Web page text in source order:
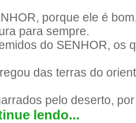
porque ele é
para sempre.
do SENHOR, os
das terras do
pelo deserto,
lendo...